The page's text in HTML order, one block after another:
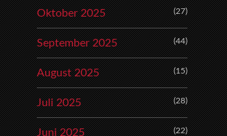
Oktober 2025 (27)
September 2025 (44)
August 2025 (15)
Juli 2025 (28)
Juni 2025 (22)